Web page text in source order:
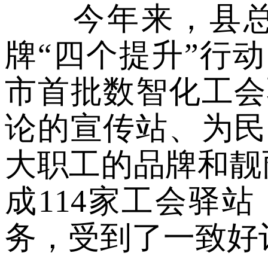
今年来，县总
牌“四个提升”行
市首批数智化工
论的宣传站、为
大职工的品牌和
成114家工会驿
务，受到了一致好